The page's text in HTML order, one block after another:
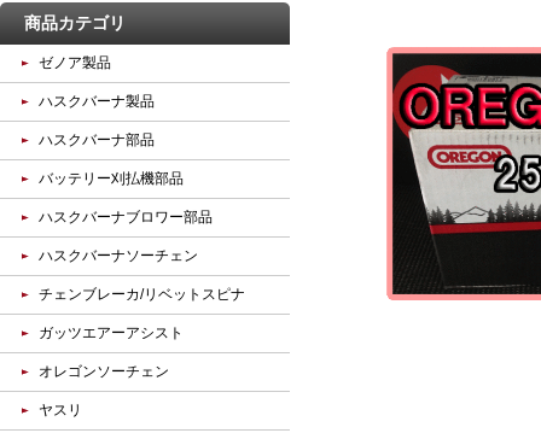
商品カテゴリ
ゼノア製品
ハスクバーナ製品
ハスクバーナ部品
バッテリー刈払機部品
ハスクバーナブロワー部品
ハスクバーナソーチェン
チェンブレーカ/リベットスピナ
ガッツエアーアシスト
オレゴンソーチェン
ヤスリ